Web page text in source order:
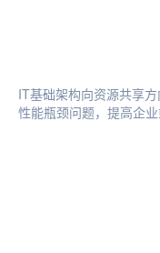
IT基础架构向资源共享
性能瓶颈问题，提高企